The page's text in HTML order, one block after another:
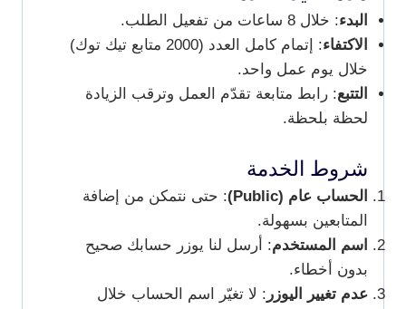
البدء: خلال 8 ساعات من تفعيل الطلب.
الاكتفاء
: إتمام كامل العدد (2000 متابع تيك توك)
خلال يوم عمل واحد.
التتبع: رابط متابعة تقدّم العمل وترقب الزيادة
لحظة بلحظة.
شروط الخدمة
الحساب عام (Public)
: حتى نتمكن من إضافة
المتابعين بسهولة.
اسم المستخدم: أرسل لنا يوزر حسابك صحيح
بدون أخطاء.
عدم تغيير اليوزر : لا تغيّر اسم الحساب خلال